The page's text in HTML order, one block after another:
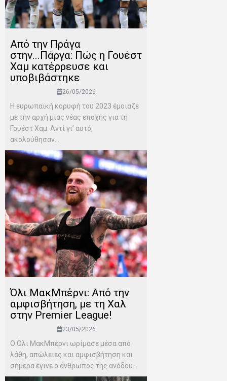
Από την Πράγα
στην...Πάργα: Πώς η Γουέστ
Χαμ κατέρρευσε και
υποβιβάστηκε
26/05/2026
Η ευρωπαϊκή κορυφή του 2023 έμοιαζε
με την αρχή μιας νέας εποχής για τη
Γουέστ Χαμ. Αντί γι’ αυτό,
ακολούθησαν...
Όλι ΜακΜπέρνι: Aπό την
αμφισβήτηση, με τη Χαλ
στην Premier League!
23/05/2026
Ο Όλι ΜακΜπέρνι ωρίμασε μέσα από
λάθη, απώλειες και αμφισβήτηση και
σήμερα έγινε ο άνθρωπος της ανόδου...